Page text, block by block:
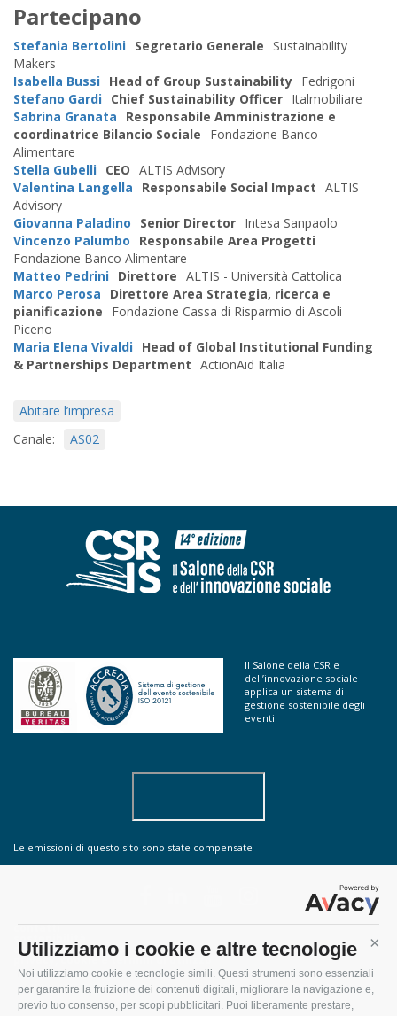
Utilizziamo i cookie e altre tecnologie
Noi utilizziamo cookie e tecnologie simili. Questi strumenti sono essenziali
per garantire la fruizione dei contenuti digitali, migliorare la navigazione e,
previo tuo consenso, per scopi pubblicitari. Puoi liberamente prestare,
Partecipano
Stefania Bertolini Segretario Generale
Sustainability
Makers
Isabella Bussi Head of Group Sustainability Fedrigoni
Stefano Gardi Chief Sustainability Officer Italmobiliare
Sabrina Granata
Responsabile Amministrazione e
coordinatrice Bilancio Sociale
Fondazione Banco
Alimentare
Stella Gubelli CEO ALTIS Advisory
Valentina Langella
Responsabile Social Impact ALTIS
Advisory
Giovanna Paladino
Senior Director Intesa Sanpaolo
Vincenzo Palumbo
Responsabile Area Progetti
Fondazione Banco Alimentare
Matteo Pedrini Direttore ALTIS - Università Cattolica
Marco Perosa
Direttore Area Strategia, ricerca e
pianificazione
Fondazione Cassa di Risparmio di Ascoli
Piceno
Maria Elena Vivaldi Head of Global Institutional Funding
& Partnerships Department ActionAid Italia
Abitare l’impresa
AS02
Il Salone della CSR e
dell’innovazione sociale
applica un sistema di
gestione sostenibile degli
eventi
Le emissioni di questo sito sono state compensate
contatti
sostenibilità
do you speak english?
privacy, cookie e termini di utilizzo